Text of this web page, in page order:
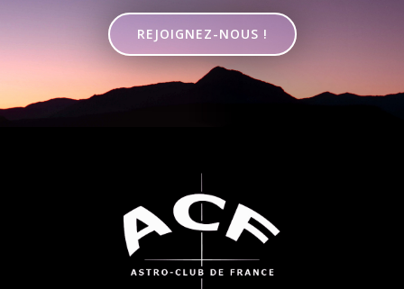
REJOIGNEZ-NOUS !